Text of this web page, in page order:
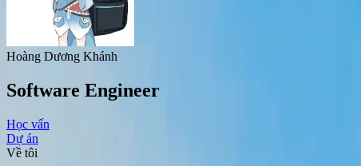
Hoàng Dương Khánh
Software Engineer
Học vấn
Dự án
Về tôi